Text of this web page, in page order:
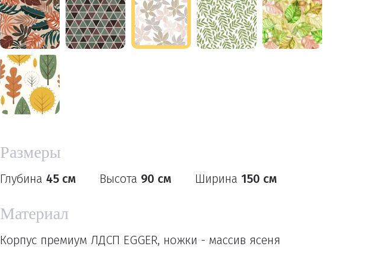
Размеры
Глубина 45 см Высота 90 см Ширина 150 см
Материал
Корпус премиум ЛДСП EGGER, ножки - массив ясеня